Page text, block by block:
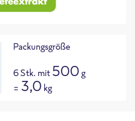
Packungsgröße
6 Stk. mit500g
= 3,0 kg